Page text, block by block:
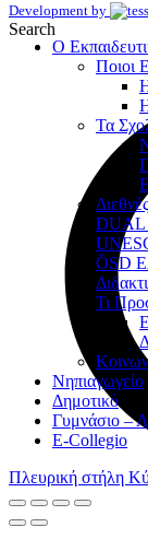
Development by
Search
Ο
Ποιοι
Τα
DUAL
ÖSD
Τι
Νηπιαγωγείο
Δημοτικό
Γυμνάσιο –
E-Collegio
Πλευρική στήλη